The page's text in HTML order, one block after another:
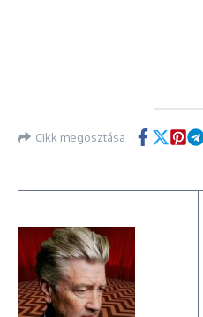
Cikk megosztása